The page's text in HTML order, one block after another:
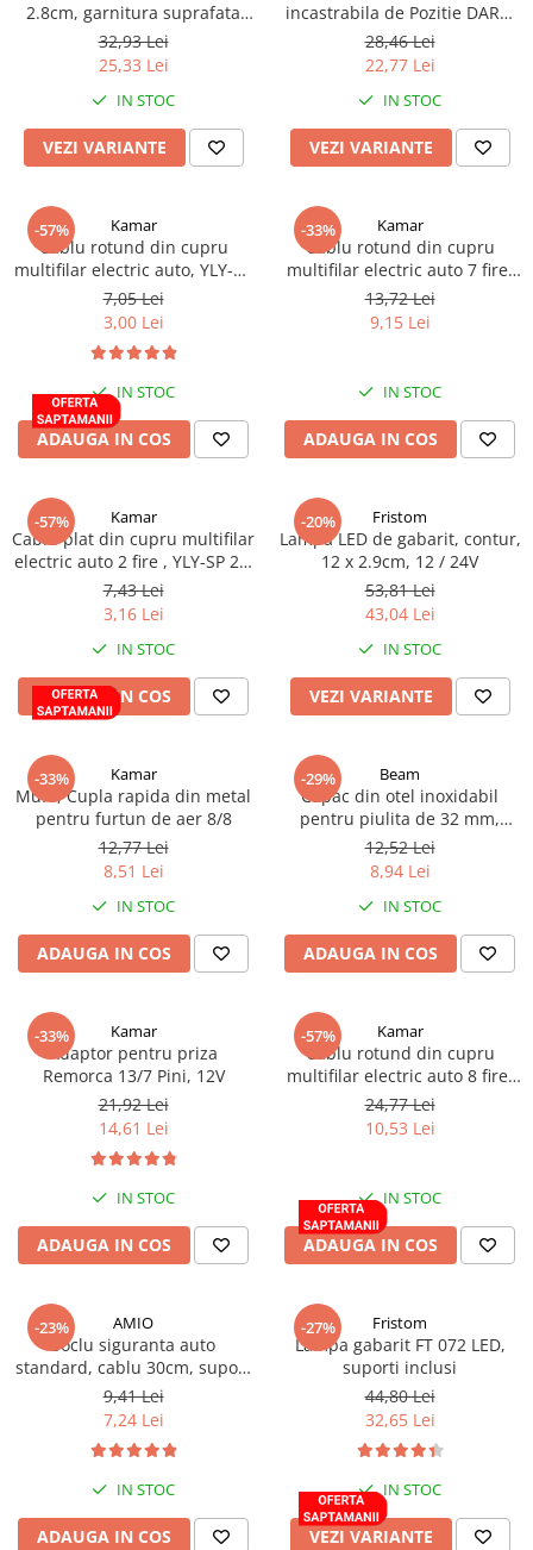
Proiectoare suplimentare, Camion,
Proiectoare Full LED
Proiectoare Halogen plus LED
Dispozitive Avertizare
Accesorii Goarne Pneumatice
Autocolante reflectorizante si
fluorescente
Avertizare sonora
Claxoane Auto si Semnale Electrice
de Avertizare
Goarne si trompete cu aer
Benzi si placi reflectorizante
Girofaruri auto si camion
Goarne / Trompete Pneumatice
Kituri Instalare Goarne
Pneumatice
Rampe luminoase girofar
Rezistoare CANBUS LED
Suporturi pentru girofare auto si
camion
Elemente Caroserie
Capace inox si jante
Capace piulite
Deflectoare geam
Oglinzi auto
Parasolare Camion – Cabina si
Accesorii
Protectii si pasaje roti
Reclame Luminoase
Electrice auto, camioane si remorci
Borne si Conectori Baterie Auto
Cabluri Auto Spiralate
Cabluri Multifilare Auto
Comutatoare si intrerupatoare
auto
Instalatii Electrice pentru Remorci
Instalatii Electrice Proiectoare
Invertoare de tensiune
Prize bricheta & USB
camion si remorca
2.8cm, garnitura suprafata
plana, 12V-24V
32,93 Lei
25,33 Lei
IN STOC
VEZI VARIANTE
incastrabila de Pozitie DARK,
12/24V
28,46 Lei
22,77 Lei
IN STOC
VEZI VARIANTE
-57% Kamar
Cablu rotund din cupru
multifilar electric auto, YLY-SP
2 x 0,75
7,05 Lei
3,00 Lei
IN STOC
ADAUGA IN COS
-33% Kamar
Cablu rotund din cupru
multifilar electric auto 7 fire,
YLYS 7x0.5
13,72 Lei
9,15 Lei
IN STOC
ADAUGA IN COS
-57% Kamar
Cablu plat din cupru multifilar
electric auto 2 fire , YLY-SP 2 x
0,75
7,43 Lei
3,16 Lei
IN STOC
ADAUGA IN COS
-20% Fristom
Lampa LED de gabarit, contur,
12 x 2.9cm, 12 / 24V
53,81 Lei
43,04 Lei
IN STOC
VEZI VARIANTE
-33% Kamar
Mufa, Cupla rapida din metal
pentru furtun de aer 8/8
12,77 Lei
8,51 Lei
IN STOC
ADAUGA IN COS
-29% Beam
Capac din otel inoxidabil
pentru piulita de 32 mm,
diametru 55 mm, inaltime 45
mm, potrivit si cu Alcoa
12,52 Lei
8,94 Lei
IN STOC
ADAUGA IN COS
-33% Kamar
Adaptor pentru priza
Remorca 13/7 Pini, 12V
21,92 Lei
14,61 Lei
IN STOC
ADAUGA IN COS
-57% Kamar
Cablu rotund din cupru
multifilar electric auto 8 fire,
YLYS 7x1.0 + 1x1.5mm
24,77 Lei
10,53 Lei
IN STOC
ADAUGA IN COS
-23% AMIO
Soclu siguranta auto
standard, cablu 30cm, suport
siguranta fuzibila, protectie
circuit electric
9,41 Lei
7,24 Lei
IN STOC
ADAUGA IN COS
-27% Fristom
Lampa gabarit FT 072 LED,
suporti inclusi
44,80 Lei
32,65 Lei
IN STOC
VEZI VARIANTE